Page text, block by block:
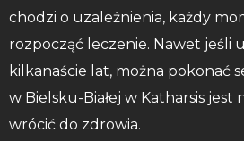
chodzi o uzależnienia, każdy
rozpocząć leczenie. Nawet jeśli
kilkanaście lat, można pokonać
w Bielsku-Białej w Katharsis jest
wrócić do zdrowia.